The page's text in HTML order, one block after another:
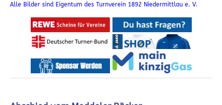
Alle Bilder sind Eigentum des Turnverein 1892 Niedermittlau e. V.